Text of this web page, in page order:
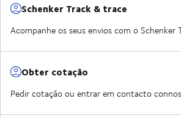
Schenker Track & trace
Acompanhe os seus envios com o Schenker
Obter cotação
Pedir cotação ou entrar em contacto